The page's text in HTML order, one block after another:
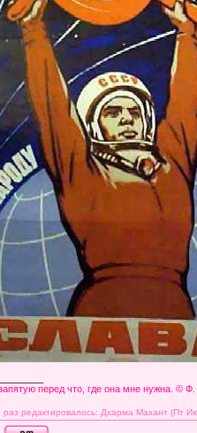
перед что, где она мне нужна. ©
редактировалось: Дхарма Махант (Пт